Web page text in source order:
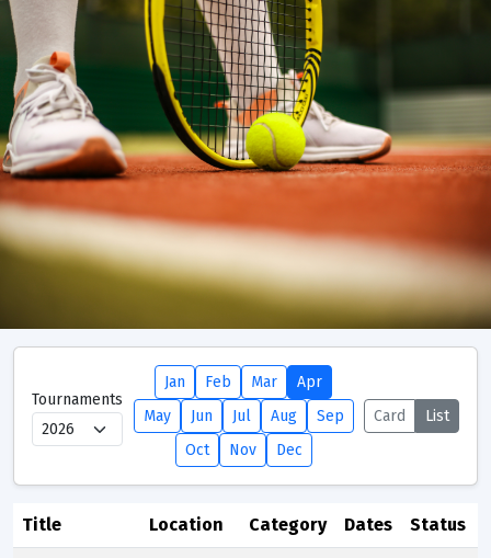
Tournaments Seeding Criteria and Ranking Points
Tournaments Calendar Club Support Points
Tournaments
Jan Feb Mar
Apr
May
Jun Jul Aug
Sep
Oct
Nov Dec
Card List
Title Location Category Dates Status